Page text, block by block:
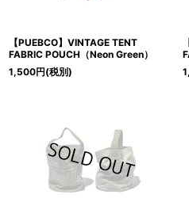
【PUEBCO】VINTAGE TENT
FABRIC POUCH（Neon Green）
1,500円(税別)